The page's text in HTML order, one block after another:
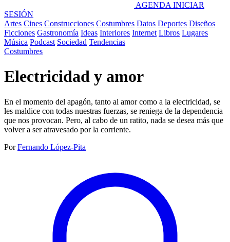
AGENDA INICIAR
SESIÓN
Artes Cines Construcciones Costumbres Datos Deportes Diseños
Ficciones Gastronomía Ideas Interiores Internet Libros Lugares
Música Podcast Sociedad Tendencias
Costumbres
Electricidad y amor
En el momento del apagón, tanto al amor como a la electricidad, se
les maldice con todas nuestras fuerzas, se reniega de la dependencia
que nos provocan. Pero, al cabo de un ratito, nada se desea más que
volver a ser atravesado por la corriente.
Por Fernando López-Pita